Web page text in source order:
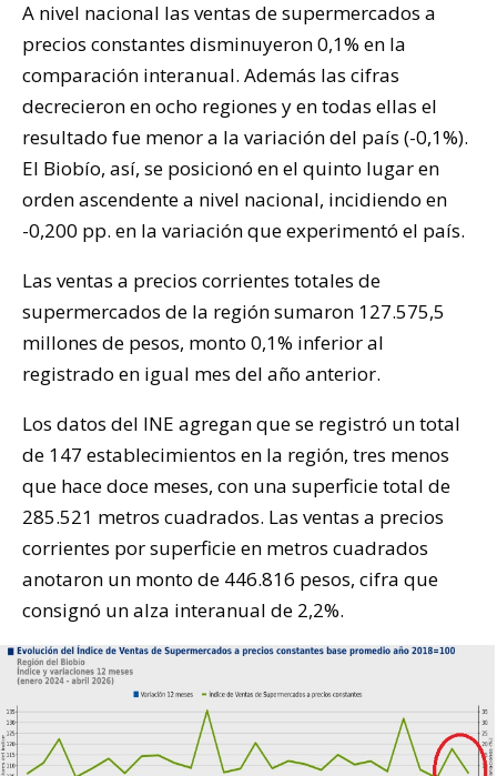
A nivel nacional las ventas de supermercados a
precios constantes disminuyeron 0,1% en la
comparación interanual. Además las cifras
decrecieron en ocho regiones y en todas ellas el
resultado fue menor a la variación del país (-0,1%).
El Biobío, así, se posicionó en el quinto lugar en
orden ascendente a nivel nacional, incidiendo en
-0,200 pp. en la variación que experimentó el país.
Las ventas a precios corrientes totales de
supermercados de la región sumaron 127.575,5
millones de pesos, monto 0,1% inferior al
registrado en igual mes del año anterior.
Los datos del INE agregan que se registró un total
de 147 establecimientos en la región, tres menos
que hace doce meses, con una superficie total de
285.521 metros cuadrados. Las ventas a precios
corrientes por superficie en metros cuadrados
anotaron un monto de 446.816 pesos, cifra que
consignó un alza interanual de 2,2%.